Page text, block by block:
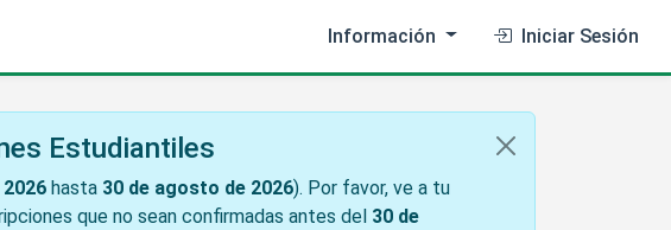
Información Iniciar Sesión
Estudiantiles
hasta 30 de agosto de 2026). Por favor, ve a tu
que no sean confirmadas antes del 30 de